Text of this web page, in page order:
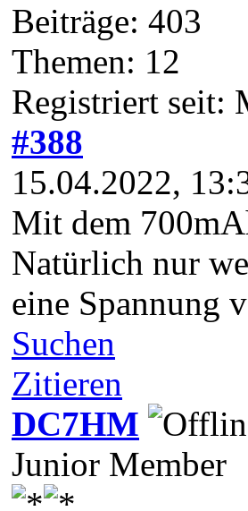
Beiträge: 403
Themen: 12
Registriert seit:
#388
15.04.2022,
Mit dem
Natürlich nur
eine Spannung
Suchen
Zitieren
DC7HM
Junior Member